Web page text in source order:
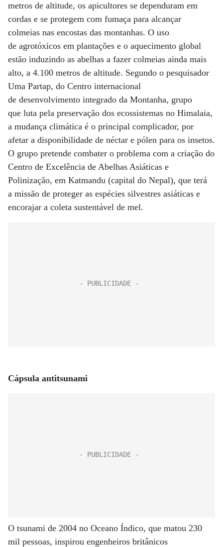
metros de altitude, os apicultores se dependuram em
cordas e se protegem com fumaça para alcançar
colmeias nas encostas das montanhas. O uso
de agrotóxicos em plantações e o aquecimento global
estão induzindo as abelhas a fazer colmeias ainda mais
alto, a 4.100 metros de altitude. Segundo o pesquisador
Uma Partap, do Centro internacional
de desenvolvimento integrado da Montanha, grupo
que luta pela preservação dos ecossistemas no Himalaia,
a mudança climática é o principal complicador, por
afetar a disponibilidade de néctar e pólen para os insetos.
O grupo pretende combater o problema com a criação do
Centro de Excelência de Abelhas Asiáticas e
Polinização, em Katmandu (capital do Nepal), que terá
a missão de proteger as espécies silvestres asiáticas e
encorajar a coleta sustentável de mel.
Cápsula antitsunami
O tsunami de 2004 no Oceano Índico, que matou 230
mil pessoas, inspirou engenheiros britânicos